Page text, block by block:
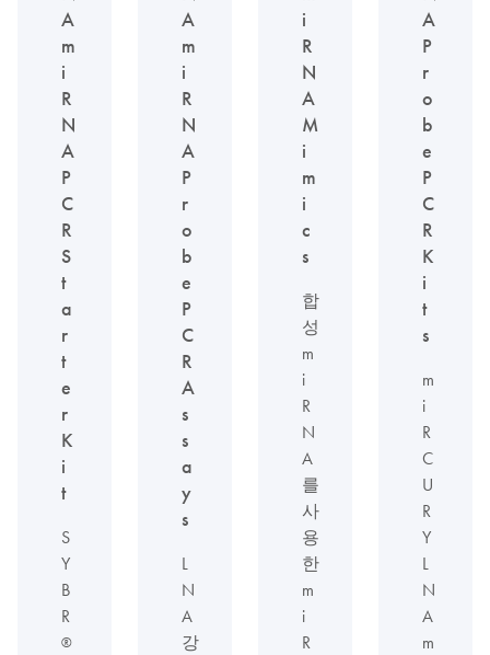
A
m
i
R
N
A
P
C
R
S
t
a
r
t
e
r
K
i
t
S
Y
B
R
®
A
m
i
R
N
A
P
r
o
b
e
P
C
R
A
s
s
a
y
s
L
N
A
강
i
R
N
A
M
i
m
i
c
s
합
성
m
i
R
N
A
를
사
용
한
m
i
R
A
P
r
o
b
e
P
C
R
K
i
t
s
m
i
R
C
U
R
Y
L
N
A
m